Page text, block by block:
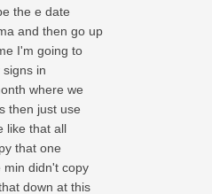
the e date
and then go up
I'm going to
in
where we
then just use
like that all
that one
min didn't copy
down at this